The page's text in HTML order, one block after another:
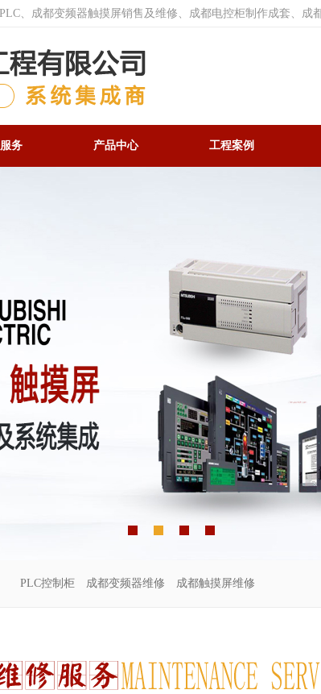
、成都变频器触摸屏销售及维修、成都电控柜制作成套、成
务 产品中心 工程案例
PLC控制柜 成都变频器维修 成都触摸屏维修